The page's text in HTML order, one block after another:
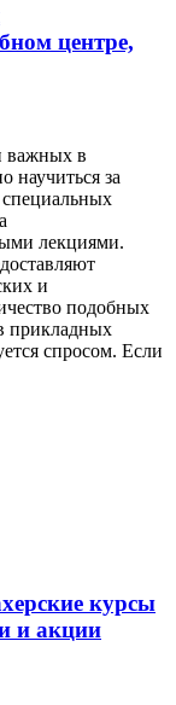
центре,
важных в
научиться за
лекциями.
и
подобных
прикладных
спросом. Если
курсы
и акции